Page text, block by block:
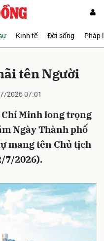
Kinh tế Đời sống Pháp
tên Người
2026 07:01
Minh long trọng
Ngày Thành phố
mang tên Chủ tịch
7/2026).
Hủy Gửi